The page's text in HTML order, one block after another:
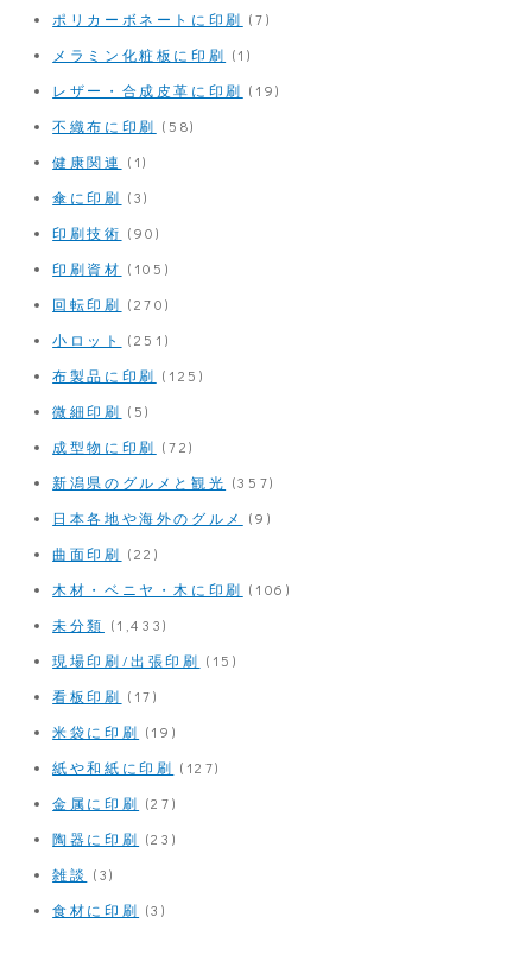
ポリカーボネートに印刷 (7)
メラミン化粧板に印刷 (1)
レザー・合成皮革に印刷 (19)
不織布に印刷 (58)
健康関連 (1)
傘に印刷 (3)
印刷技術 (90)
印刷資材 (105)
回転印刷 (270)
小ロット
(251)
布製品に印刷 (125)
微細印刷 (5)
成型物に印刷 (72)
新潟県のグルメと観光 (357)
日本各地や海外のグルメ
(9)
曲面印刷 (22)
木材・ベニヤ・木に印刷 (106)
未分類 (1,433)
現場印刷/出張印刷 (15)
看板印刷 (17)
米袋に印刷 (19)
紙や和紙に印刷 (127)
金属に印刷 (27)
陶器に印刷 (23)
雑談 (3)
食材に印刷 (3)